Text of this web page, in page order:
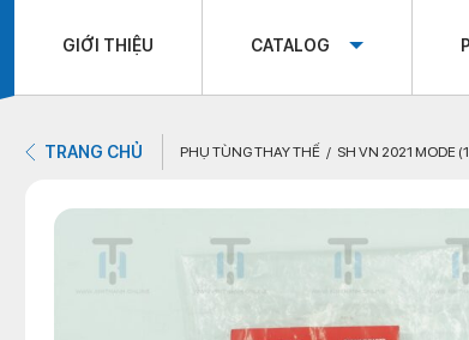
GIỚI THIỆU CATALOG
TRANG CHỦ PHỤ TÙNG THAY THẾ SH VN 2021 MODE